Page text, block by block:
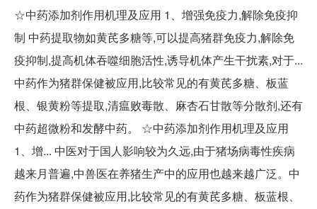
☆中药添加剂作用机理及应用 1、增强免疫力,解除免疫抑
制 中药提取物如黄芪多糖等,可以提高猪群免疫力,解除免
疫抑制,提高机体吞噬细胞活性,诱导机体产生干扰素,对于...
中药作为猪群保健被应用,比较常见的有黄芪多糖、板蓝
根、银黄粉等提取,清瘟败毒散、麻杏石甘散等分散剂,还有
中药超微粉和发酵中药。 ☆中药添加剂作用机理及应用
1、增... 中医对于国人影响较为久远,由于猪场病毒性疾病
越来月普遍,中兽医在养猪生产中的应用也越来越广泛。中
药作为猪群保健被应用,比较常见的有黄芪多糖、板蓝根、